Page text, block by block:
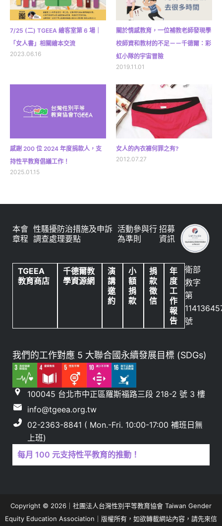
7/25 (二) TGEEA 繪客室第 6 場｜
「女人書」相關繪本交流
2023.06.16
關於情感教育，一位補教老師發現學
校師資和教材的不足－－千德爾：彩
虹小隊的宇宙冒險
2019.11.01
感謝 200 位 2024 年度捐款人，支
持性平教育倡議工作！
2025.01.15
女人的內衣褲何罪之有?
2012.07.27
本會
章程
性騷擾防治措施及申訴
調查處理要點
活動參與行
為準則
招募
資訊
TGEEA
教育商店
千德爾教
學資源網
演
講
邀
約
小
額
捐
款
捐
款
徵
信
年
度
工
作
報
告
衛部
救字
第
號
我們的工作對應 5 大聯合國永續發展目標 (SDGs)
100045 台北市中正區羅斯福路三段 218-2 號 3 樓
info@tgeea.org.tw
02-2363-8841 ( Mon.-Fri. 10:00-17:00 補班日無
上班)
每月 100 元支持性平教育的推動！
Copyright © 2026｜社團法人台灣性別平等教育協會 Taiwan Gender
Equity Education Association｜版權所有，如欲轉載網站內容，請先來信